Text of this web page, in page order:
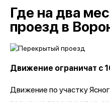
Где на два
проезд в
Движение ограничат с
Движение по участку